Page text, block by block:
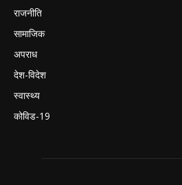
राजनीति
सामाजिक
अपराध
देश-विदेश
स्वास्थ्य
कोविड-19